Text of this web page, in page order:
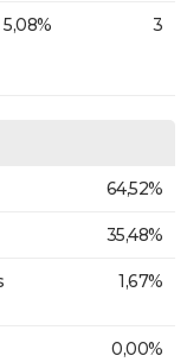
5,08% 3
64,52%
35,48%
1,67%
0,00%